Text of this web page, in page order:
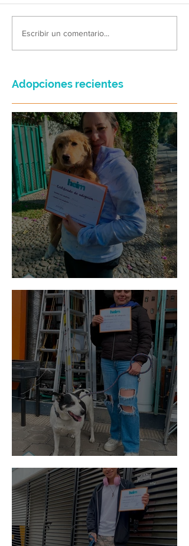
Escribir un comentario...
Adopciones recientes
Bellota
Vaquita